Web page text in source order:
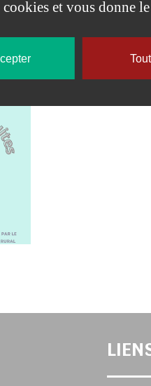
et vous donne